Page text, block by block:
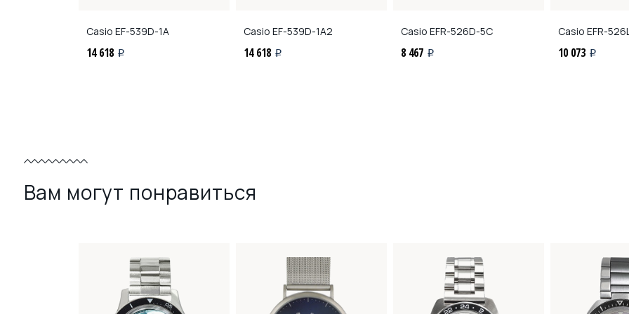
Casio EF-539D-1A
14 618 i
Casio EF-539D-1A2
14 618 i
Casio EFR-526D-5C
8 467 i
Casio EFR-
10 073 i
Вам могут понравиться